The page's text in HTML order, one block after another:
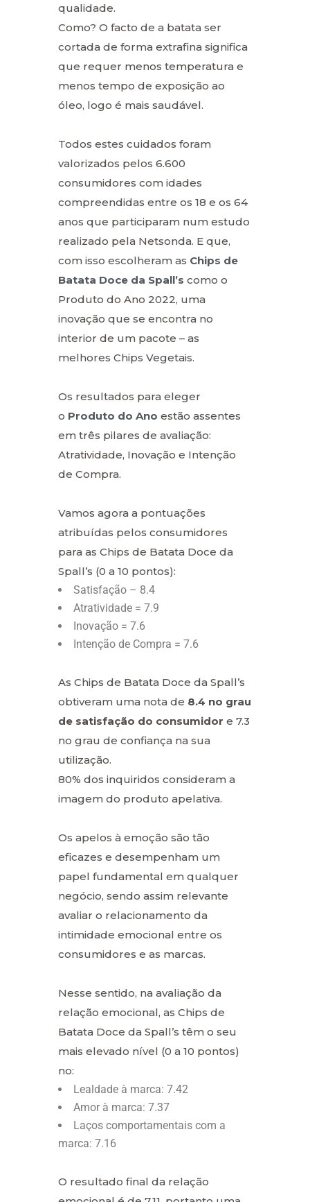
qualidade.
Como? O facto de a batata ser
cortada de forma extrafina significa
que requer menos temperatura e
menos tempo de exposição ao
óleo, logo é mais saudável.
Todos estes cuidados foram
valorizados pelos 6.600
consumidores com idades
compreendidas entre os 18 e os 64
anos que participaram num estudo
realizado pela Netsonda. E que,
com isso escolheram as Chips de
Batata Doce da Spall’s como o
Produto do Ano 2022, uma
inovação que se encontra no
interior de um pacote – as
melhores Chips Vegetais.
Os resultados para eleger
o Produto do Ano estão assentes
em três pilares de avaliação:
Atratividade, Inovação e Intenção
de Compra.
Vamos agora a pontuações
atribuídas pelos consumidores
para as Chips de Batata Doce da
Spall’s (0 a 10 pontos):
Satisfação – 8.4
Atratividade = 7.9
Inovação = 7.6
Intenção de Compra = 7.6
As Chips de Batata Doce da Spall’s
obtiveram uma nota de 8.4 no grau
de satisfação do consumidor e 7.3
no grau de confiança na sua
utilização.
80% dos inquiridos consideram a
imagem do produto apelativa.
Os apelos à emoção são tão
eficazes e desempenham um
papel fundamental em qualquer
negócio, sendo assim relevante
avaliar o relacionamento da
intimidade emocional entre os
consumidores e as marcas.
Nesse sentido, na avaliação da
relação emocional, as Chips de
Batata Doce da Spall’s têm o seu
mais elevado nível (0 a 10 pontos)
no:
Lealdade à marca: 7.42
Amor à marca: 7.37
Laços comportamentais com a
marca: 7.16
O resultado final da relação